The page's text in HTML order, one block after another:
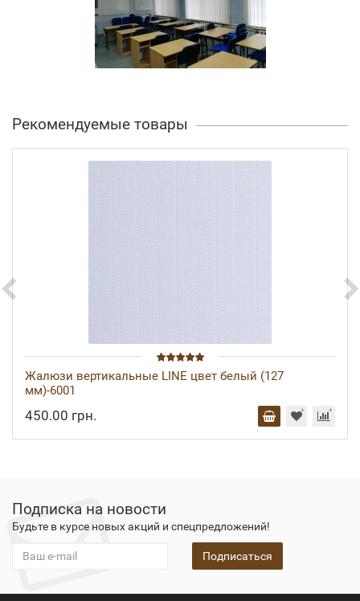
Рекомендуемые товары
Жалюзи вертикальные LINE цвет белый (127
мм)-6001
450.00 грн.
Подписка на новости
Будьте в курсе новых акций и спецпредложений!
Подписаться